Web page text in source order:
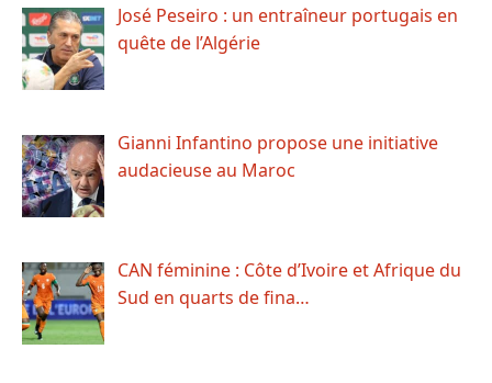
José Peseiro : un entraîneur portugais en
quête de l’Algérie
Gianni Infantino propose une initiative
audacieuse au Maroc
CAN féminine : Côte d’Ivoire et Afrique du
Sud en quarts de fina…